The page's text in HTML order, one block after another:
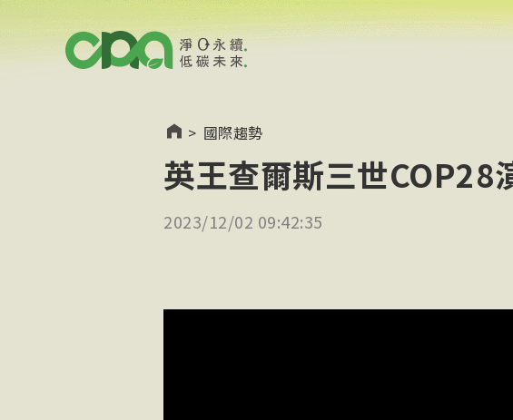
> 國際趨勢
英王查爾斯三世COP28
2023/12/02 09:42:35